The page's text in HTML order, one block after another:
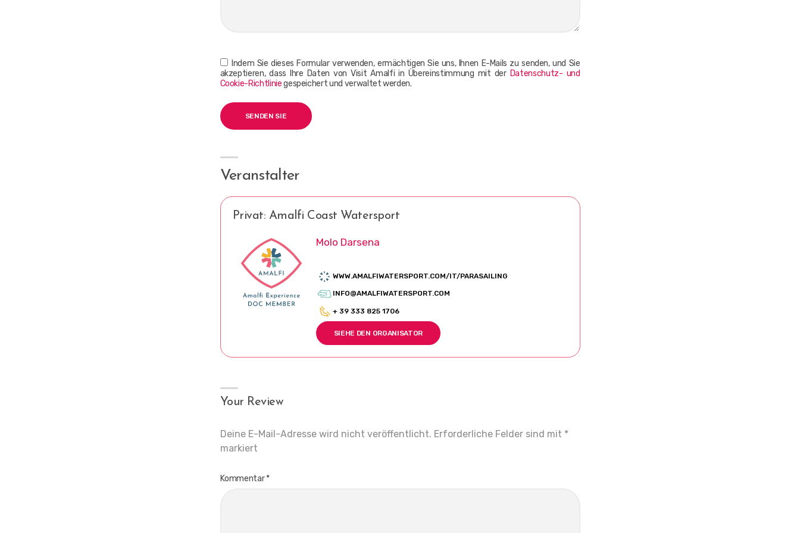
Indem Sie dieses Formular verwenden, ermächtigen Sie uns, Ihnen E-Mails zu senden, und Sie
akzeptieren, dass Ihre Daten von Visit Amalfi in Übereinstimmung mit der Datenschutz- und
Cookie-Richtliniegespeichert und verwaltet werden.
Veranstalter
Privat: Amalfi Coast Watersport
Molo Darsena
WWW.AMALFIWATERSPORT.COM/IT/PARASAILING
INFO@AMALFIWATERSPORT.COM
+ 39 333 825 1706
SIEHE DEN ORGANISATOR
Your Review
Deine E-Mail-Adresse wird nicht veröffentlicht. Erforderliche Felder sind mit *
markiert
Kommentar*